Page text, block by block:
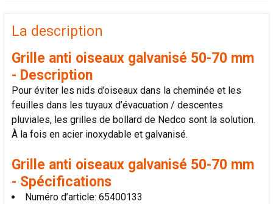
PRODUITS
FRÉQUEMMENT
ACHETÉS
TOUT
SÉLECTIONNER
AJOUTER
LA
La description
Grille anti oiseaux galvanisé 50-70 mm
- Description
Pour éviter les nids d’oiseaux dans la cheminée et les
feuilles dans les tuyaux d’évacuation / descentes
pluviales, les grilles de bollard de Nedco sont la solution.
À la fois en acier inoxydable et galvanisé.
Grille anti oiseaux galvanisé 50-70 mm
- Spécifications
Numéro d’article: 65400133